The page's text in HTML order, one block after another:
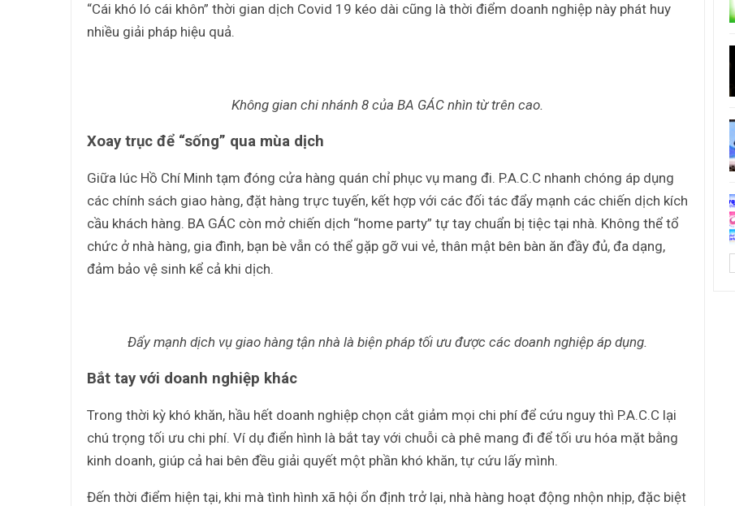
“Cái khó ló cái khôn” thời gian dịch Covid 19 kéo dài cũng là thời điểm doanh nghiệp này phát huy
nhiều giải pháp hiệu quả.
Không gian chi nhánh 8 của BA GÁC nhìn từ trên cao.
Xoay trục để “sống” qua mùa dịch
Giữa lúc Hồ Chí Minh tạm đóng cửa hàng quán chỉ phục vụ mang đi. P.A.C.C nhanh chóng áp dụng
các chính sách giao hàng, đặt hàng trực tuyến, kết hợp với các đối tác đẩy mạnh các chiến dịch kích
cầu khách hàng. BA GÁC còn mở chiến dịch “home party” tự tay chuẩn bị tiệc tại nhà. Không thể tổ
chức ở nhà hàng, gia đình, bạn bè vẫn có thể gặp gỡ vui vẻ, thân mật bên bàn ăn đầy đủ, đa dạng,
đảm bảo vệ sinh kể cả khi dịch.
Đẩy mạnh dịch vụ giao hàng tận nhà là biện pháp tối ưu được các doanh nghiệp áp dụng.
Bắt tay với doanh nghiệp khác
Trong thời kỳ khó khăn, hầu hết doanh nghiệp chọn cắt giảm mọi chi phí để cứu nguy thì P.A.C.C lại
chú trọng tối ưu chi phí. Ví dụ điển hình là bắt tay với chuỗi cà phê mang đi để tối ưu hóa mặt bằng
kinh doanh, giúp cả hai bên đều giải quyết một phần khó khăn, tự cứu lấy mình.
Đến thời điểm hiện tại, khi mà tình hình xã hội ổn định trở lại, nhà hàng hoạt động nhộn nhịp, đặc biệt
Các nữ CMO nổi bật với các chiến dịch
Marketing tại Việt Nam